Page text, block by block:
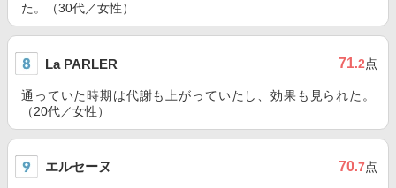
た。（30代／女性）
La PARLER 71.2点
通っていた時期は代謝も上がっていたし、効果も見られた。
（20代／女性）
エルセーヌ 70.7点